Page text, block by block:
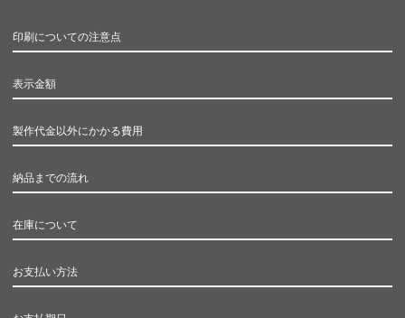
印刷についての注意点
表示金額
製作代金以外にかかる費用
納品までの流れ
在庫について
お支払い方法